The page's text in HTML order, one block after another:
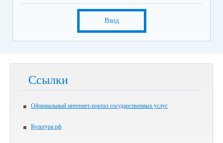
Вход
Ссылки
Официальный интернет-портал государственных услуг
Культура.рф